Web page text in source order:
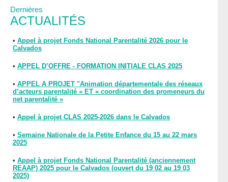
Dernières
ACTUALITÉS
• Appel à projet Fonds National Parentalité 2026 pour le
Calvados
• APPEL D’OFFRE - FORMATION INITIALE CLAS 2025
• APPEL A PROJET "Animation départementale des réseaux
d’acteurs parentalité » ET « coordination des promeneurs du
net parentalité »
• Appel à projet CLAS 2025-2026 dans le Calvados
• Semaine Nationale de la Petite Enfance du 15 au 22 mars
2025
• Appel à projet Fonds National Parentalité (anciennement
REAAP) 2025 pour le Calvados (ouvert du 19 02 au 19 03
2025)